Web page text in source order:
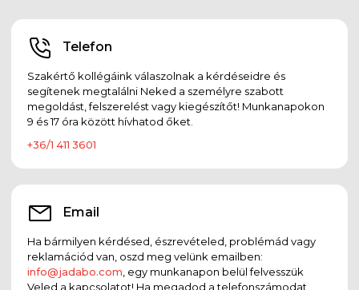
Telefon
Szakértő kollégáink válaszolnak a kérdéseidre és
segítenek megtalálni Neked a személyre szabott
megoldást, felszerelést vagy kiegészítőt! Munkanapokon
9 és 17 óra között hívhatod őket.
+36/1 411 3601
Email
Ha bármilyen kérdésed, észrevételed, problémád vagy
reklamációd van, oszd meg velünk emailben:
info@jadabo.com , egy munkanapon belül felvesszük
Veled a kapcsolatot! Ha megadod a telefonszámodat,